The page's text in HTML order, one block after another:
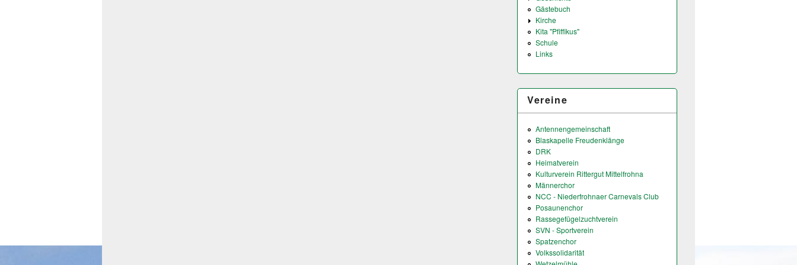
Gästebuch
Kirche
Kita "Pfiffikus"
Schule
Links
Vereine
Antennengemeinschaft
Blaskapelle Freudenklänge
DRK
Heimatverein
Kulturverein Rittergut Mittelfrohna
Männerchor
NCC - Niederfrohnaer Carnevals Club
Posaunenchor
Rassegefügelzuchtverein
SVN - Sportverein
Spatzenchor
Volkssolidarität